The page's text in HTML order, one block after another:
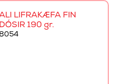
LIFRAKÆFA FÍN
DÓSIR 190 gr.